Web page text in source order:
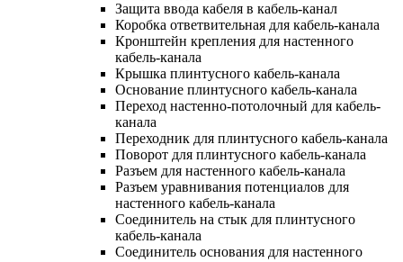
Защита ввода кабеля в кабель-канал
Коробка ответвительная для кабель-канала
Кронштейн крепления для настенного
кабель-канала
Крышка плинтусного кабель-канала
Основание плинтусного кабель-канала
Переход настенно-потолочный для кабель-
канала
Переходник для плинтусного кабель-канала
Поворот для плинтусного кабель-канала
Разъем для настенного кабель-канала
Разъем уравнивания потенциалов для
настенного кабель-канала
Соединитель на стык для плинтусного
кабель-канала
Соединитель основания для настенного